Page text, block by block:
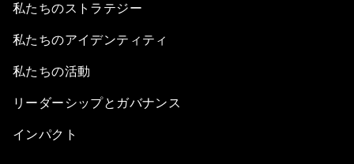
私たちのストラテジー
私たちのアイデンティティ
私たちの活動
リーダーシップとガバナンス
インパクト